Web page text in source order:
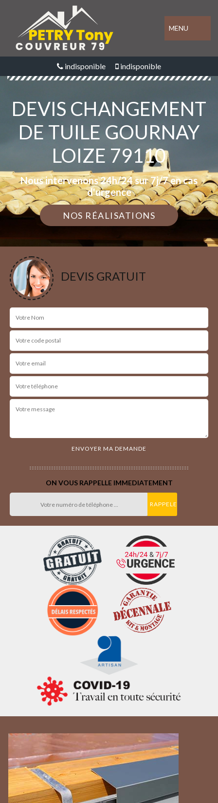
MENU
indisponible indisponible
DEVIS CHANGEMENT
DE TUILE GOURNAY
LOIZE 79110
Nous intervenons 24h/24 sur 7j/7 en cas
d'urgence
NOS RÉALISATIONS
DEVIS GRATUIT
ON VOUS RAPPELLE IMMEDIATEMENT